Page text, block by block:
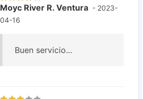
Moyc River R. Ventura - 2023-
04-16
Buen servicio...